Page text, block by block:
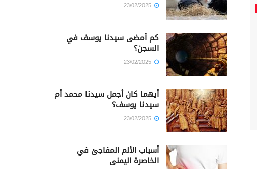
كم أمضى سيدنا يوسف في
السجن؟
أيهما كان أجمل سيدنا محمد أم
سيدنا يوسف؟
أسباب الألم المفاجئ في
الخاصرة اليمنى